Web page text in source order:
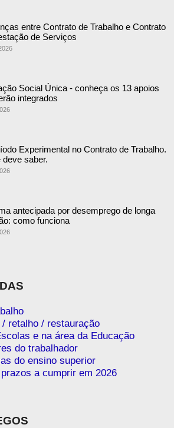
entre Contrato de Trabalho e Contrato
de Serviços
Social Única - conheça os 13 apoios
integrados
Experimental no Contrato de Trabalho.
deve saber.
antecipada por desemprego de longa
como funciona
retalho / restauração
e na área da Educação
do trabalhador
do ensino superior
a cumprir em 2026